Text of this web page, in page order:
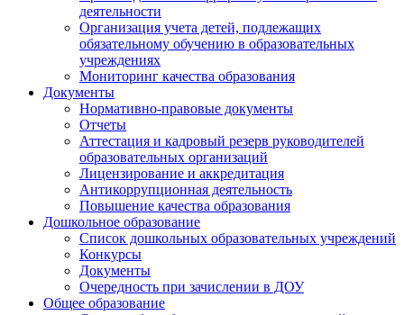
деятельности
Организация учета детей, подлежащих
обязательному обучению в образовательных
учреждениях
Мониторинг качества образования
Документы
Нормативно-правовые документы
Отчеты
Аттестация и кадровый резерв руководителей
образовательных организаций
Лицензирование и аккредитация
Антикоррупционная деятельность
Повышение качества образования
Дошкольное образование
Список дошкольных образовательных учреждений
Конкурсы
Документы
Очередность при зачислении в ДОУ
Общее образование